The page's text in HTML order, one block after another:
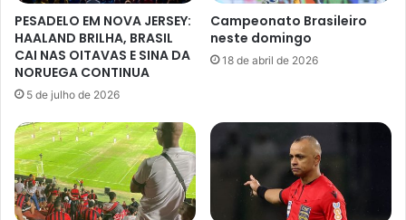
PESADELO EM NOVA JERSEY:
HAALAND BRILHA, BRASIL
CAI NAS OITAVAS E SINA DA
NORUEGA CONTINUA
5 de julho de 2026
Campeonato Brasileiro
neste domingo
18 de abril de 2026